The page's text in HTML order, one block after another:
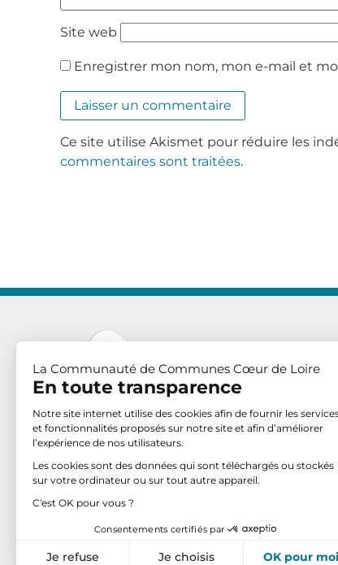
Site web
Enregistrer mon nom, mon e-mail et
Ce site utilise Akismet pour réduire les
commentaires sont traitées.
Communauté de Communes Cœur de
4 place Georges Clemenceau
BP 70 – 58203 COSNE-SUR-LOIRE CEDEX
La Communauté de Communes Cœur de Loire
En toute transparence
Notre site internet utilise des cookies afin de fournir les
et fonctionnalités proposés sur notre site et afin d’améliorer
l’expérience de nos utilisateurs.
Les cookies sont des données qui sont téléchargés ou stockés
sur votre ordinateur ou sur tout autre appareil.
C'est OK pour vous ?
Consentements certifiés par
Je refuse Je choisis OK pour moi